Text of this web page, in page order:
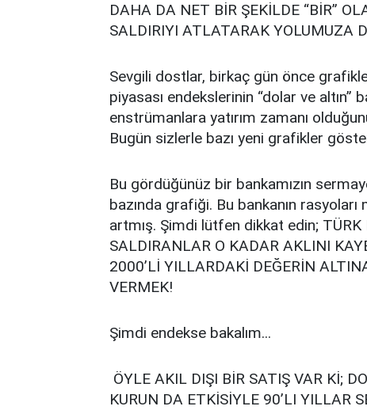
DAHA DA NET BİR ŞEKİLDE “BİR”
SALDIRIYI ATLATARAK YOLUMUZA
Sevgili dostlar, birkaç gün önce
piyasası endekslerinin “dolar ve altın”
enstrümanlara yatırım zamanı
Bugün sizlerle bazı yeni grafikler
Bu gördüğünüz bir bankamızın
bazında grafiği. Bu bankanın rasyoları
artmış. Şimdi lütfen dikkat edin; TÜRK
SALDIRANLAR O KADAR AKLINI
2000’Lİ YILLARDAKİ DEĞERİN
VERMEK!
Şimdi endekse bakalım...
ÖYLE AKIL DIŞI BİR SATIŞ VAR Kİ;
KURUN DA ETKİSİYLE 90’LI YILLAR